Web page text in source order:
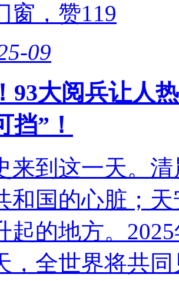
窗，赞119
09
93大阅兵让人
挡”！
来到这一天。
和国的心脏；
起的地方。
，全世界将共